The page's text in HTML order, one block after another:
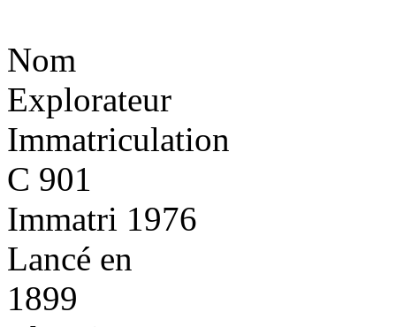
Nom
Explorateur
Immatriculation
C 901
Immatri 1976
Lancé en
1899